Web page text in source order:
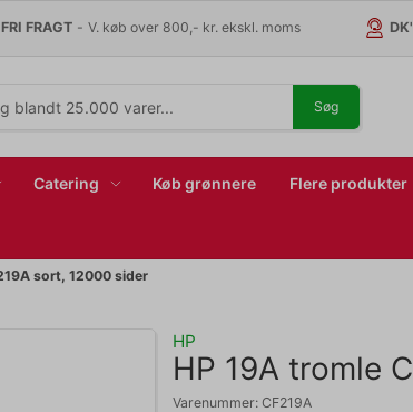
FRI FRAGT -V. køb over 800,- kr. ekskl. moms
Søg
Catering Køb grønnere Flere produkter
sort, 12000 sider
HP
HP 19A tromle
Varenummer: CF219A